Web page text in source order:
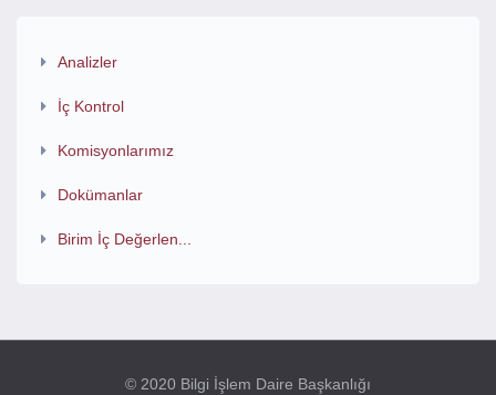
Analizler
İç Kontrol
Komisyonlarımız
Dokümanlar
Birim İç Değerlen...
© 2020 Bilgi İşlem Daire Başkanlığı